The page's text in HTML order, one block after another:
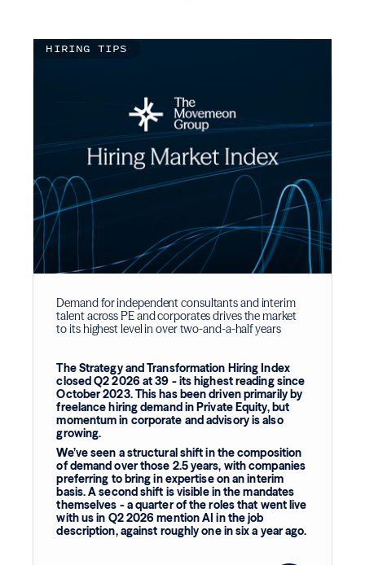
Demand for independent consultants and interim
talent across PE and corporates drives the market
to its highest level in over two-and-a-half years
The Strategy and Transformation Hiring Index
closed Q2 2026 at 39 - its highest reading since
October 2023. This has been driven primarily by
freelance hiring demand in Private Equity, but
momentum in corporate and advisory is also
growing.
We’ve seen a structural shift in the composition
of demand over those 2.5 years, with companies
preferring to bring in expertise on an interim
basis. A second shift is visible in the mandates
themselves - a quarter of the roles that went live
with us in Q2 2026 mention AI in the job
description, against roughly one in six a year ago.
HIRING TIPS